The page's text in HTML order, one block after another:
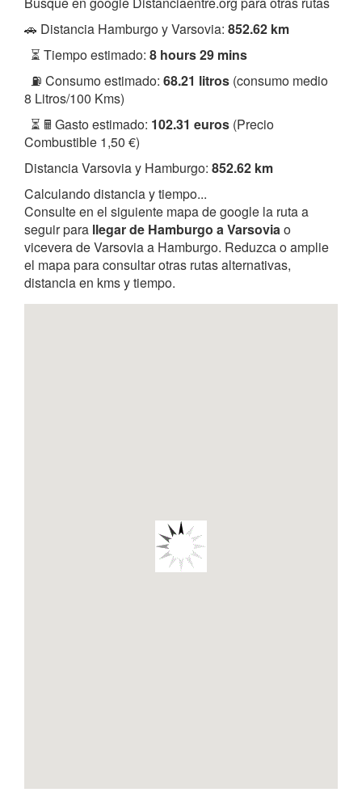
🚗 Distancia Hamburgo y Varsovia: 852.62 km
⏳ Tiempo estimado: 8 hours 29 mins
⛽ Consumo estimado: 68.21 litros (consumo medio
8 Litros/100 Kms)
⏳ 🖩 Gasto estimado: 102.31 euros (Precio
Combustible 1,50 €)
Distancia Varsovia y Hamburgo: 852.62 km
Calculando distancia y tiempo...
Consulte en el siguiente mapa de google la ruta a
seguir para llegar de Hamburgo a Varsoviao
vicevera de Varsovia a Hamburgo. Reduzca o amplie
el mapa para consultar otras rutas alternativas,
distancia en kms y tiempo.